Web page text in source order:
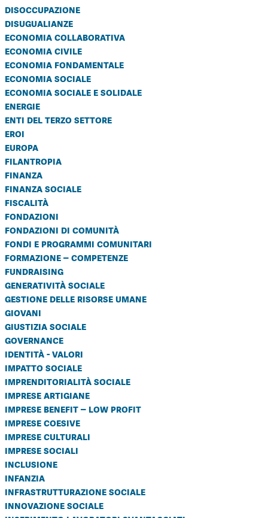
disoccupazione
disugualianze
economia collaborativa
economia civile
economia fondamentale
economia sociale
economia sociale e solidale
energie
enti del terzo settore
eroi
europa
filantropia
finanza
finanza sociale
fiscalità
fondazioni
fondazioni di comunità
fondi e programmi comunitari
formazione – competenze
fundraising
generatività sociale
gestione delle risorse umane
giovani
giustizia sociale
governance
identità - valori
impatto sociale
imprenditorialità sociale
imprese artigiane
imprese benefit – low profit
imprese coesive
imprese culturali
imprese sociali
inclusione
infanzia
infrastrutturazione sociale
innovazione sociale